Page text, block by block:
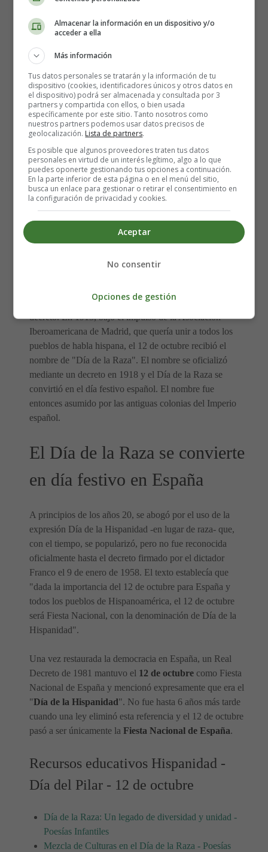
mar, el navegante desembarcó en una playa de las
Bahamas pensando que llegaba a Japón. El Día de la
Raza es una fiesta que se remonta al siglo XIX.
Sin embargo, no siempre ha sido festivo oficial.
Originalmente era una celebración de la identidad
cultural hispana resultante de la mezcla de las culturas de
la población nativa americana y los colonos españoles.
octubre se convirtió en festivo en España por real
decreto. En 1913, bajo el impulso de la Asociación
Iberoamericana de Madrid, que quería unir a todos los
pueblos de habla hispana, el 12 de octubre recibió el
nombre de "Día de la Raza". El nombre se oficializó
mediante un decreto en 1918 y el Día de la Raza se
convirtió en el día festivo español. El nombre fue
entonces asumido por las antiguas colonias del Imperio
español.
El Día de la Raza se convierte
en día festivo en España
A principios de los años 20, se abogó por el uso de la
expresión Día de la Hispanidad -en lugar de raza- que,
con el tiempo, se popularizó, pero no fue reconocida
oficialmente hasta el decreto firmado por el dictador
Franco el 9 de enero de 1958. El texto establecía que
"dada la importancia del 12 de octubre para España y
todos los pueblos de Hispanoamérica, el 12 de octubre
será Fiesta Nacional, con la denominación de Día de la
Hispanidad".
Una vez restaurada la democracia en España, un Real
Decreto de 1981 mantuvo el 12 de octubre como Fiesta
Nacional de España y mencionó expresamente que era el
"Día de la Hispanidad". No fue hasta 6 años más tarde
cuando una ley eliminó esta referencia y el 12 de octubre
pasó a ser únicamente la Fiesta Nacional de España.
Recursos educativos Hispanidad -
Día del Pilar - 12 de octubre
Día de la Raza: Un legado de diversidad y unidad -
Poesías Infantiles
Mezcla de Culturas en el Día de la Raza - Poesías
Almacenar la información en un dispositivo y/o
acceder a ella
Más información
Tus datos personales se tratarán y la información de tu
dispositivo (cookies, identificadores únicos y otros datos en
el dispositivo) podrá ser almacenada y consultada por 3
partners y compartida con ellos, o bien usada
específicamente por este sitio. Tanto nosotros como
nuestros partners podemos usar datos precisos de
geolocalización. Lista de partners.
Es posible que algunos proveedores traten tus datos
personales en virtud de un interés legítimo, algo a lo que
puedes oponerte gestionando tus opciones a continuación.
En la parte inferior de esta página o en el menú del sitio,
busca un enlace para gestionar o retirar el consentimiento en
la configuración de privacidad y cookies.
Aceptar
No consentir
Opciones de gestión